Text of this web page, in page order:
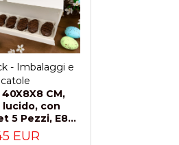
- Imbalaggi e
CM,
lucido, con
5 Pezzi, E8N-
EUR